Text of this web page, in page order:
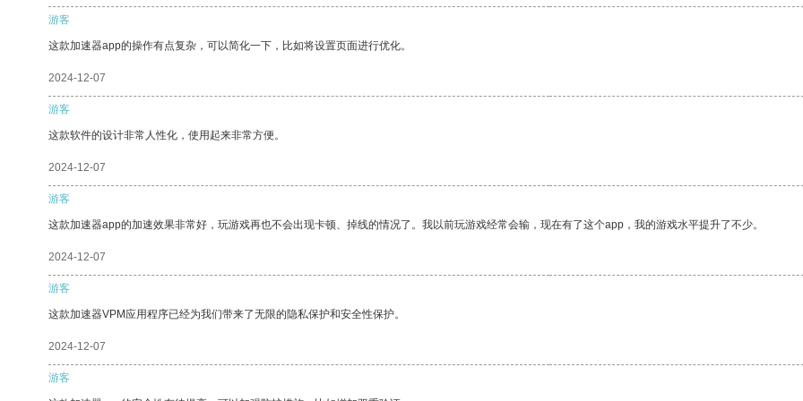
游客
这款加速器app的操作有点复杂，可以简化一下，比如将设置页面进行优化。
2024-12-07
游客
这款软件的设计非常人性化，使用起来非常方便。
2024-12-07
游客
这款加速器app的加速效果非常好，玩游戏再也不会出现卡顿、掉线的情况了。我以前玩游戏经常会输，现在有了这个app，我的游戏水平提升了不少。
2024-12-07
游客
这款加速器VPM应用程序已经为我们带来了无限的隐私保护和安全性保护。
2024-12-07
游客